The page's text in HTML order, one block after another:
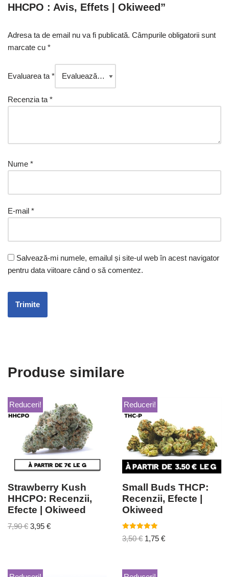
HHCPO : Avis, Effets | Okiweed”
Adresa ta de email nu va fi publicată. Câmpurile obligatorii sunt
marcate cu *
Evaluarea ta *
Recenzia ta *
Nume *
E-mail *
Salvează-mi numele, emailul și site-ul web în acest navigator
pentru data viitoare când o să comentez.
Produse similare
Reduceri!
Strawberry Kush
HHCPO: Recenzii,
Efecte | Okiweed
7,90€ 3,95 €
Reduceri!
Small Buds THCP:
Recenzii, Efecte |
Okiweed
Evaluat la
5.00
3,50€ 1,75 €